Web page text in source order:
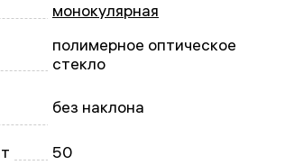
монокулярная
полимерное оптическое
стекло
без наклона
50